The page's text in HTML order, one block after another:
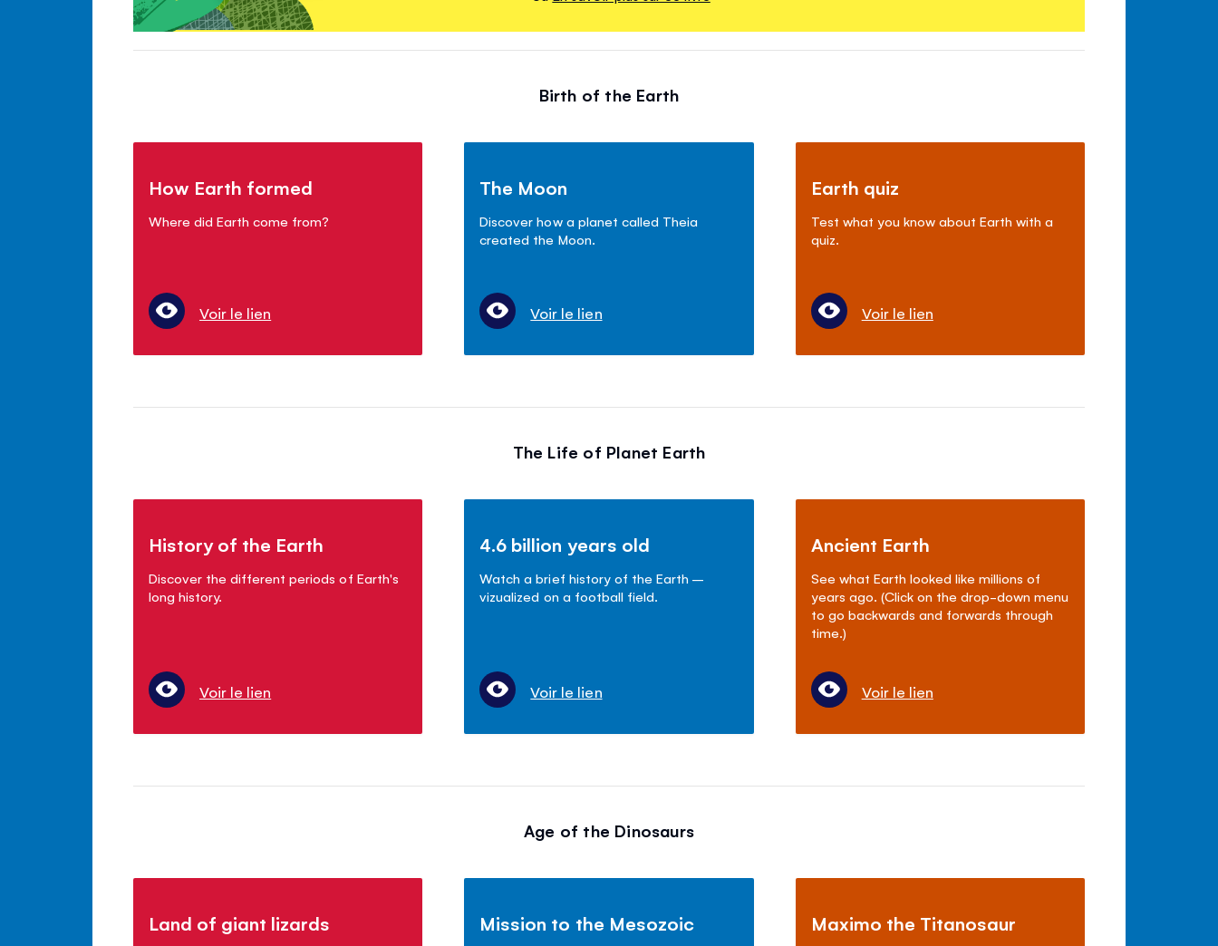
Birth of the Earth
How Earth formed
Where did Earth come from?
Voir le lien
The Moon
Discover how a planet called Theia
created the Moon.
Voir le lien
Earth quiz
Test what you know about Earth with a
quiz.
Voir le lien
The Life of Planet Earth
History of the Earth
Discover the different periods of Earth's
long history.
Voir le lien
4.6 billion years old
Watch a brief history of the Earth –
vizualized on a football field.
Voir le lien
Ancient Earth
See what Earth looked like millions of
years ago. (Click on the drop-down menu
to go backwards and forwards through
time.)
Voir le lien
Age of the Dinosaurs
Land of giant lizards Mission to the Mesozoic Maximo the Titanosaur